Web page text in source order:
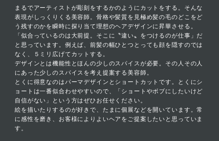
まるでアーティストが彫刻をするかのようにカットをする。そんな
表現がしっくりくる美容師。骨格や髪質を見極め髪の毛のどこをど
う残すのかを瞬時に探り当て理想のヘアデザインに昇華させる。
「似合っているのは大前提。そこに〝違い〟をつけるのが仕事」だ
と思っています。例えば、前髪の幅ひとつとっても顔を隠すのでは
なく、５ミリ広げてカットする。
デザインとは機能性とほんの少しのスパイスが必要。その人その人
にあった少しのスパイスを考え提案する美容師。
とくに得意なのはパーマデザインとショートカットです。とくにシ
ョートは一番似合わせやすいので、「ショートやボブにしたいけど
自信がない」という方はぜひお任せください。
絵を描いたりするのが好きで、たまに個展などを開いています。常
に感性を磨き、お客様によりよいヘアをご提案したいと思っていま
す。